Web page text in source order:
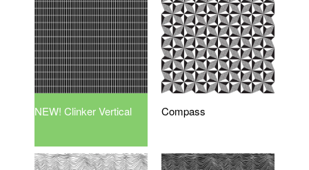
NEW! Clinker Vertical Compass